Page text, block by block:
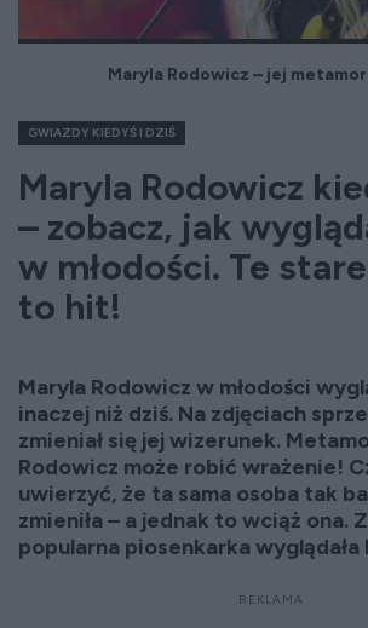
Maryla Rodowicz – jej
GWIAZDY KIEDYŚ I DZIŚ
Maryla Rodowicz
– zobacz, jak
w młodości. Te
to hit!
Maryla Rodowicz w młodości
inaczej niż dziś. Na zdjęciach
zmieniał się jej wizerunek.
Rodowicz może robić wrażenie!
uwierzyć, że ta sama osoba tak
zmieniła – a jednak to wciąż ona.
popularna piosenkarka wyglądała